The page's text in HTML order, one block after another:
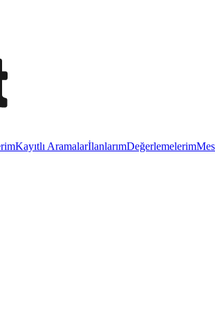
Kayıtlı AramalarİlanlarımDeğerlemelerim